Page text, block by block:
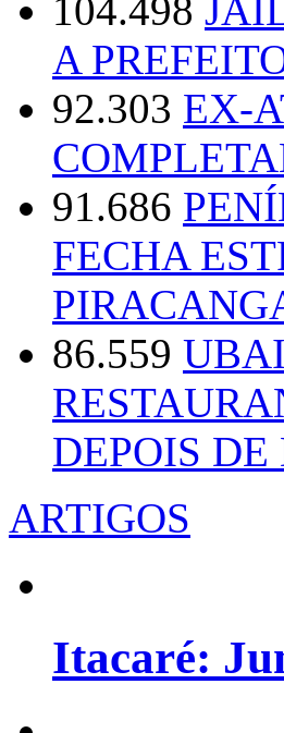
104.498
A
92.303 EX-
91.686
FECHA
86.559
DEPOIS
ARTIGOS
Itacaré: